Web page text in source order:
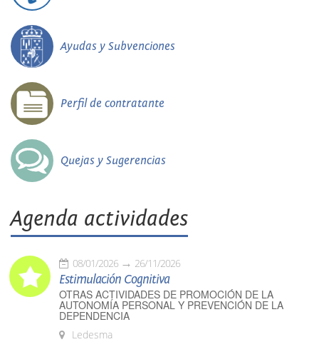
Ayudas y Subvenciones
Perfil de contratante
Quejas y Sugerencias
Agenda actividades
08/01/2026 26/11/2026
Estimulación Cognitiva
OTRAS ACTIVIDADES DE PROMOCIÓN DE LA
AUTONOMÍA PERSONAL Y PREVENCIÓN DE LA
DEPENDENCIA
Ledesma